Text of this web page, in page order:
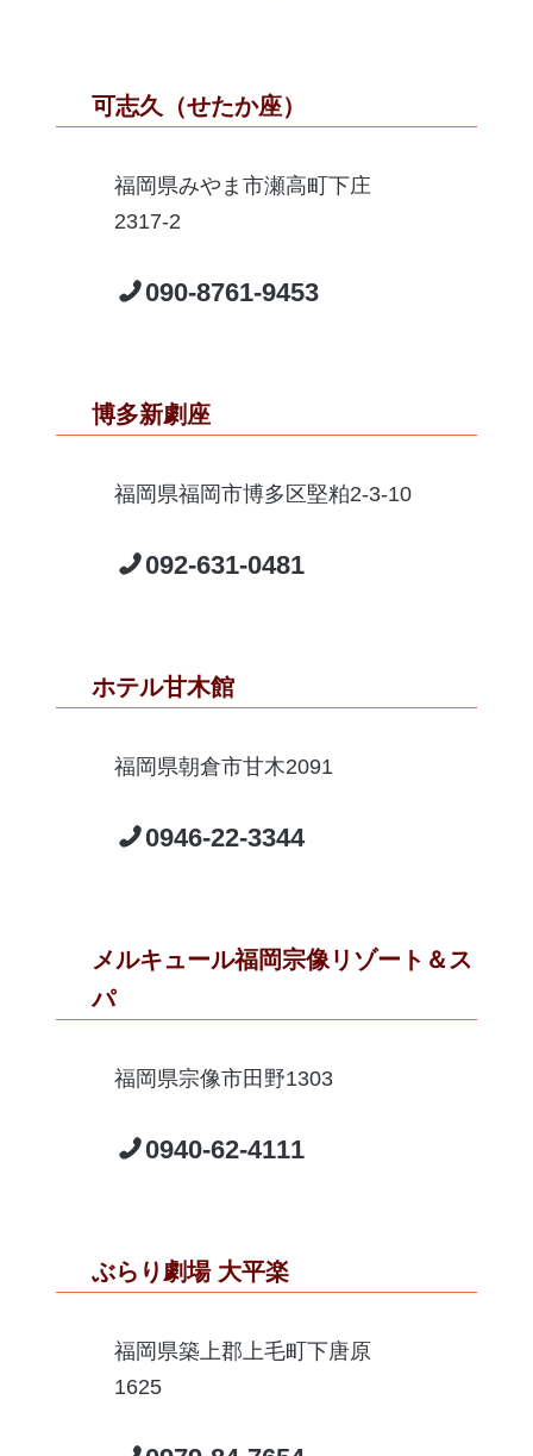
可志久（せたか座）
福岡県みやま市瀬高町下庄
2317-2
090-8761-9453
博多新劇座
福岡県福岡市博多区堅粕2-3-10
092-631-0481
ホテル甘木館
福岡県朝倉市甘木2091
0946-22-3344
メルキュール福岡宗像リゾート＆ス
パ
福岡県宗像市田野1303
0940-62-4111
ぶらり劇場 大平楽
福岡県築上郡上毛町下唐原
1625